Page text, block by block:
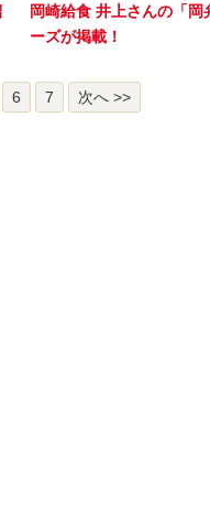
岡崎給食 井上さんの「岡
ーズが掲載！
6 7 次へ >>